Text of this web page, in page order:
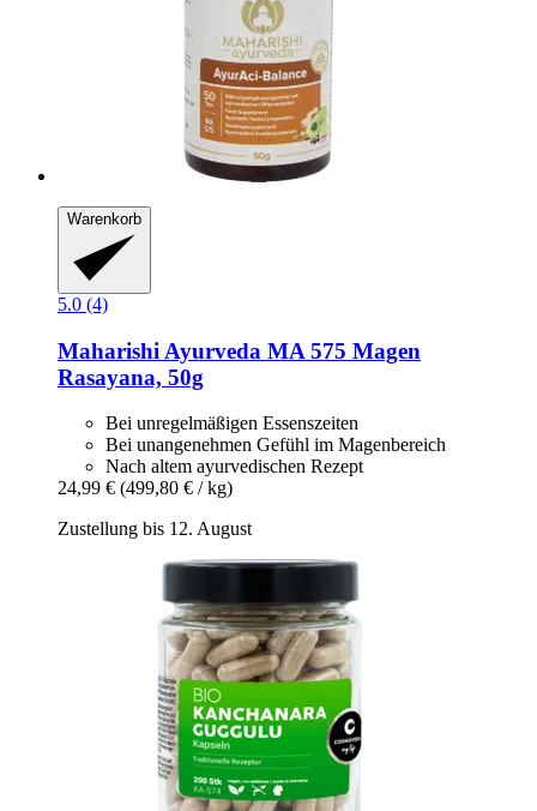
Warenkorb
5.0 (4)
Maharishi Ayurveda MA 575 Magen
Rasayana, 50g
Bei unregelmäßigen Essenszeiten
Bei unangenehmen Gefühl im Magenbereich
Nach altem ayurvedischen Rezept
24,99 € (499,80 € / kg)
Zustellung bis 12. August